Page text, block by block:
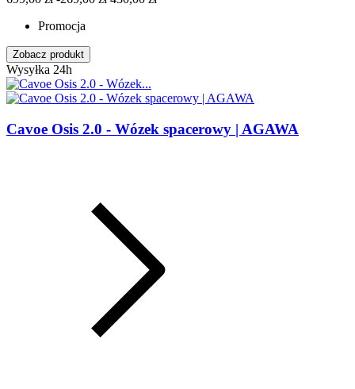
Promocja
Zobacz produkt
Wysyłka 24h
Cavoe Osis 2.0 - Wózek spacerowy | AGAWA